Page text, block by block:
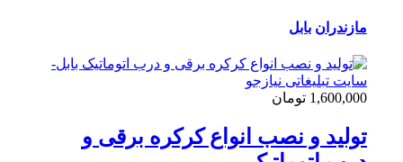
مازندران بابل
1,600,000 تومان
تولید و نصب انواع کرکره برقی و